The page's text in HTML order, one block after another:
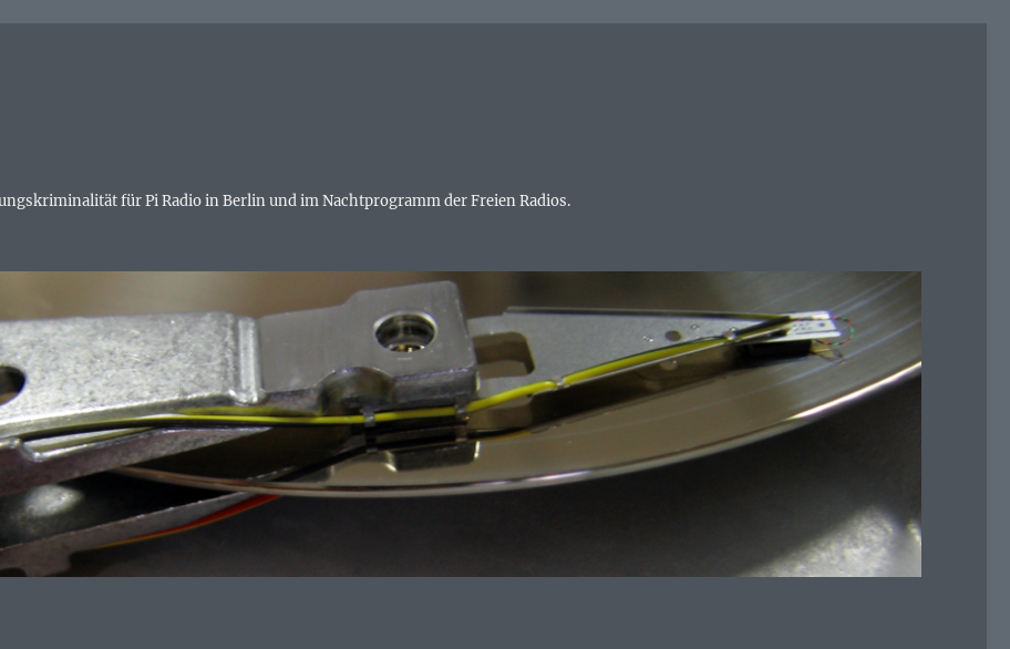
für Pi Radio in Berlin und im Nachtprogramm der Freien Radios.